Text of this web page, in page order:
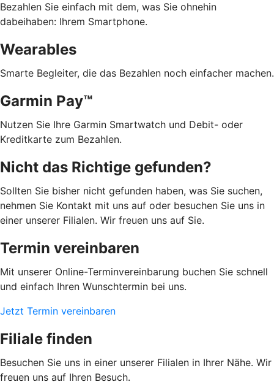
Bezahlen Sie einfach mit dem, was Sie ohnehin
dabeihaben: Ihrem Smartphone.
Wearables
Smarte Begleiter, die das Bezahlen noch einfacher machen.
Garmin Pay™
Nutzen Sie Ihre Garmin Smartwatch und Debit- oder
Kreditkarte zum Bezahlen.
Nicht das Richtige gefunden?
Sollten Sie bisher nicht gefunden haben, was Sie suchen,
nehmen Sie Kontakt mit uns auf oder besuchen Sie uns in
einer unserer Filialen. Wir freuen uns auf Sie.
Termin vereinbaren
Mit unserer Online-Terminvereinbarung buchen Sie schnell
und einfach Ihren Wunschtermin bei uns.
Jetzt Termin vereinbaren
Filiale finden
Besuchen Sie uns in einer unserer Filialen in Ihrer Nähe. Wir
freuen uns auf Ihren Besuch.